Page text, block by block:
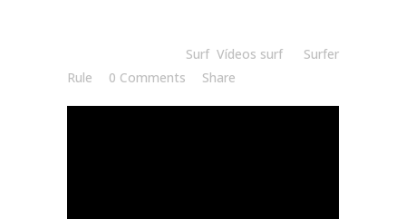
Surf Vídeos surf
Surfer
Rule
0 Comments Share